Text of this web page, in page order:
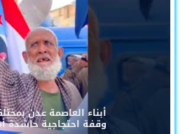
أبناء العاصمة عدن
وقفة احتجاجية حاشدة